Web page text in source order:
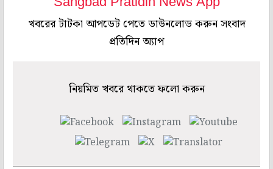
খবরের টাটকা আপডেট পেতে ডাউনলোড করুন সংবাদ
প্রতিদিন অ্যাপ
নিয়মিত খবরে থাকতে ফলো করুন